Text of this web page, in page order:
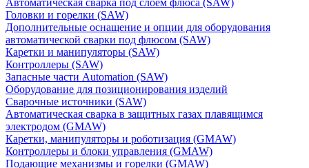
Автоматическая сварка под слоем флюса (SAW)
Головки и горелки (SAW)
Дополнительные оснащение и опции для оборудования
автоматической сварки под флюсом (SAW)
Каретки и манипуляторы (SAW)
Контроллеры (SAW)
Запасные части Automation (SAW)
Оборудование для позиционирования изделий
Сварочные источники (SAW)
Автоматическая сварка в защитных газах плавящимся
электродом (GMAW)
Каретки, манипуляторы и роботизация (GMAW)
Контроллеры и блоки управления (GMAW)
Подающие механизмы и горелки (GMAW)